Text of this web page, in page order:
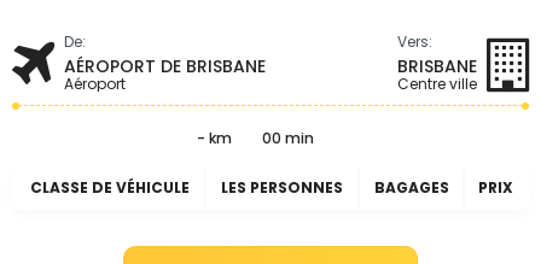
De:
AÉROPORT DE BRISBANE
Aéroport
Vers:
BRISBANE
Centre ville
- km 00 min
CLASSE DE VÉHICULE LES PERSONNES BAGAGES PRIX